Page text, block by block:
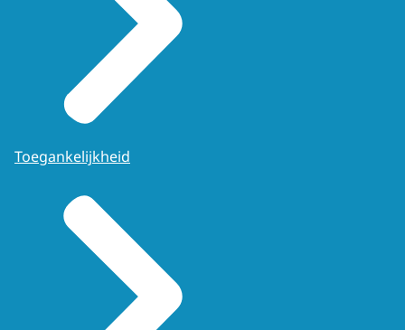
Toegankelijkheid